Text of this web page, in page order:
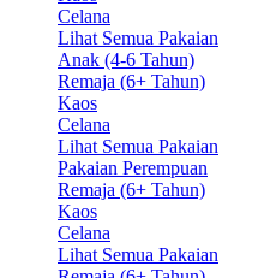
Celana
Lihat Semua Pakaian
Anak (4-6 Tahun)
Remaja (6+ Tahun)
Kaos
Celana
Lihat Semua Pakaian
Pakaian Perempuan
Remaja (6+ Tahun)
Kaos
Celana
Lihat Semua Pakaian